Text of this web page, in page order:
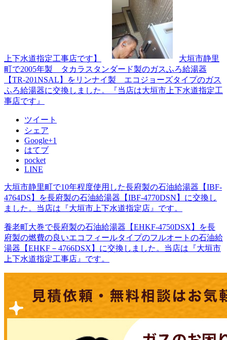
上下水道指定工事店です】
大垣市静里
町で2005年製 タカラスタンダード製のガスふろ給湯器
【TR-201NSAL】をリンナイ製 エコジョーズタイプのガス
ふろ給湯器に交換しました。『当店は大垣市上下水道指定工
事店です』
ツイート
シェア
Google+1
はてブ
pocket
LINE
大垣市静里町で10年程度使用した長府製の石油給湯器【IBF-
4764DS】を長府製の石油給湯器【IBF-4770DSN】に交換し
ました。当店は『大垣市上下水道指定店』です。
養老町大巻で長府製の石油給湯器【EHKF-4750DSX】を長
府製の燃費の良いエコフィールタイプのフルオートの石油給
湯器【EHKF－4766DSX】に交換しました。当店は『大垣市
上下水道指定工事店』です。